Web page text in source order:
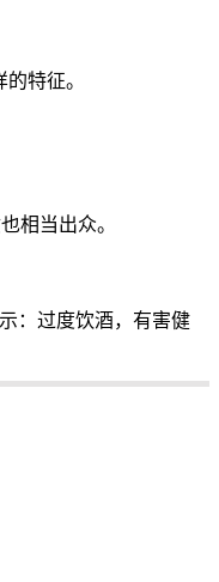
特征。
相当出众。
：过度饮酒，有害健